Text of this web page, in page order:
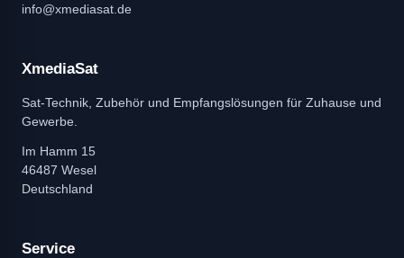
info@xmediasat.de
XmediaSat
Sat-Technik, Zubehör und Empfangslösungen für Zuhause und
Gewerbe.
Im Hamm 15
46487 Wesel
Deutschland
Service